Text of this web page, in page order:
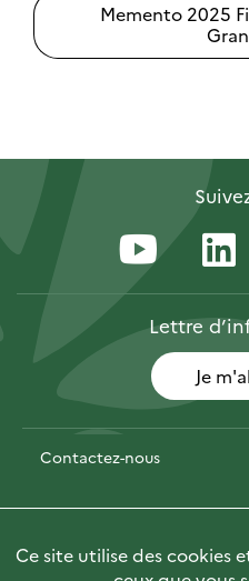
Memento 2025
Lettre
Je
Contactez-nous
Espace presse
PhotoFor
Ce site utilise des cookies